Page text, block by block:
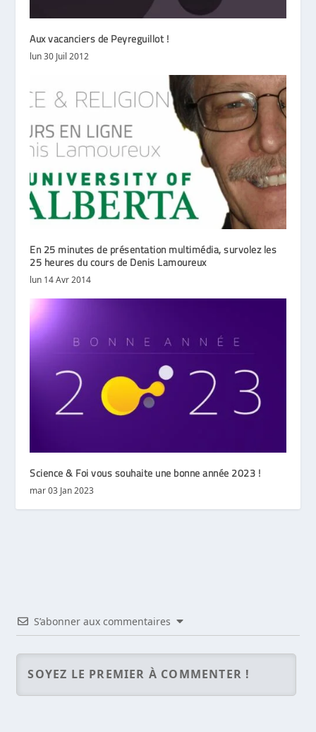
Aux vacanciers de Peyreguillot !
lun 30 Juil 2012
En 25 minutes de présentation multimédia, survolez les
25 heures du cours de Denis Lamoureux
lun 14 Avr 2014
Science & Foi vous souhaite une bonne année 2023 !
mar 03 Jan 2023
S’abonner aux commentaires